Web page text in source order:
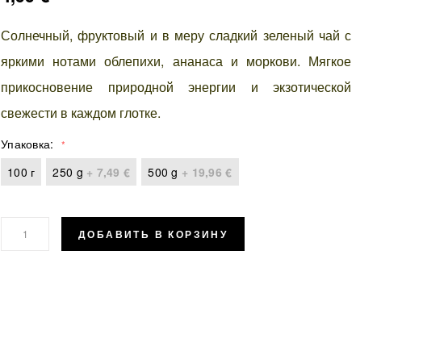
Солнечный, фруктовый и в меру сладкий зеленый чай с
яркими нотами облепихи, ананаса и моркови. Мягкое
прикосновение природной энергии и экзотической
свежести в каждом глотке.
Упаковка
100 г
250 g + 7,49 € 500 g + 19,96 €
ДОБАВИТЬ В КОРЗИНУ